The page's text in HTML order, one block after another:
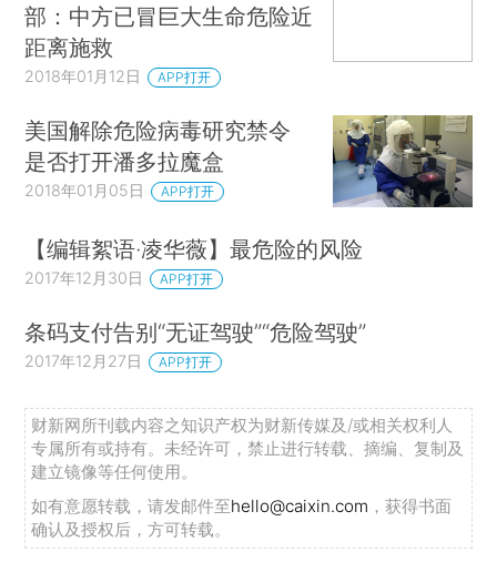
部：中方已冒巨大生命危险近
距离施救
2018年01月12日 APP打开
美国解除危险病毒研究禁令
是否打开潘多拉魔盒
2018年01月05日 APP打开
【编辑絮语·凌华薇】最危险的风险
2017年12月30日 APP打开
条码支付告别“无证驾驶”“危险驾驶”
2017年12月27日 APP打开
财新网所刊载内容之知识产权为财新传媒及/或相关权利人
专属所有或持有。未经许可，禁止进行转载、摘编、复制及
建立镜像等任何使用。
如有意愿转载，请发邮件至hello@caixin.com ，获得书面
确认及授权后，方可转载。